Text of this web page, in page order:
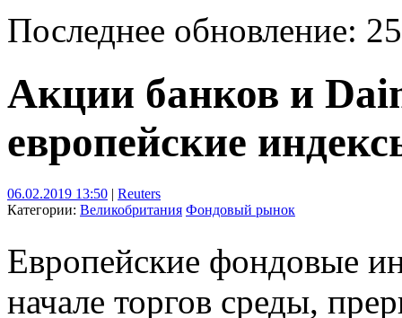
Последнее обновление:
Акции банков и
европейские
06.02.2019 13:50 | Reuters
Категории: Великобритания Фондовый рынок
Европейские фондовые
начале торгов среды,